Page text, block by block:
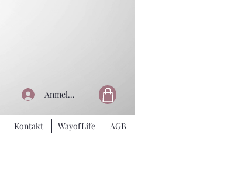
Anmelden
Kontakt WayofLife AGB